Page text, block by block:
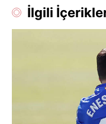
İlgili